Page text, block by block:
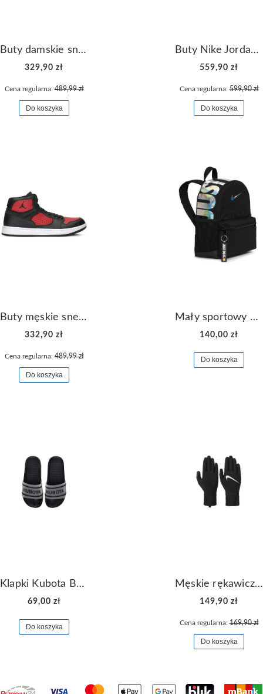
Buty damskie sneakersy Nike M2K Tekno AO3108-006
329,90 zł
Cena regularna:489,99 zł
Do koszyka
Buty Nike Jordan Flight Origin 4 921196-100
559,90 zł
Cena regularna:599,90 zł
Do koszyka
Buty męskie sneakersy Jordan Access AR3762-006
332,90 zł
Cena regularna:489,99 zł
Do koszyka
Mały sportowy plecak plecaczek Nike Brasilia JDI DR6091-017
140,00 zł
Do koszyka
Klapki Kubota Basenowe Gel Czarne
69,00 zł
Do koszyka
Męskie rękawiczki Nike Dri-FIT Lightweight Gloves N.RG.M0.082
149,90 zł
Cena regularna:169,90 zł
Do koszyka